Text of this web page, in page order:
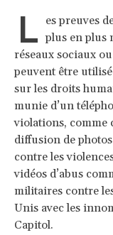
L es preuves
plus en plus
réseaux sociaux
peuvent être
sur les droits
munie d’un
violations, comme
diffusion de
contre les
vidéos d’abus
militaires contre
Unis avec les
Capitol.